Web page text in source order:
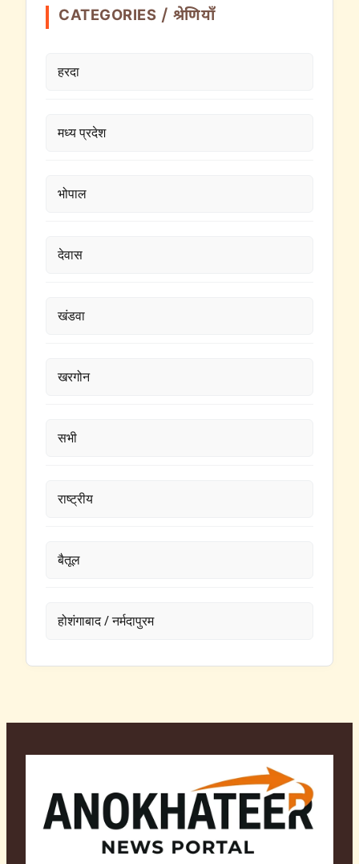
CATEGORIES / श्रेणियाँ
हरदा
मध्य प्रदेश
भोपाल
देवास
खंडवा
खरगोन
सभी
राष्ट्रीय
बैतूल
होशंगाबाद / नर्मदापुरम